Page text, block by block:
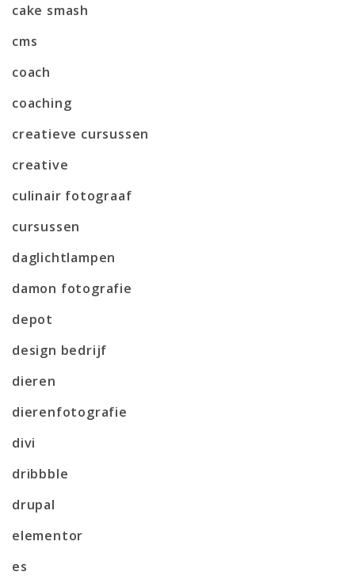
cake smash
cms
coach
coaching
creatieve cursussen
creative
culinair fotograaf
cursussen
daglichtlampen
damon fotografie
depot
design bedrijf
dieren
dierenfotografie
divi
dribbble
drupal
elementor
es